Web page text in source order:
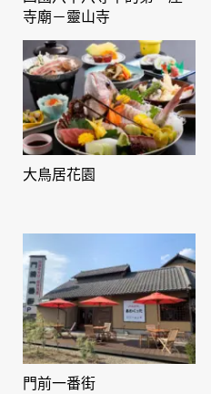
寺廟－靈山寺
大鳥居花園
門前一番街